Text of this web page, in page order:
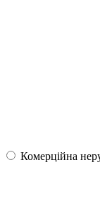
Комерційна